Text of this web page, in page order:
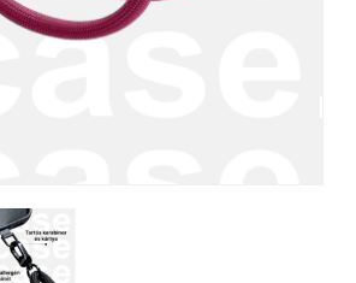
A nevem, e-mail címem, és